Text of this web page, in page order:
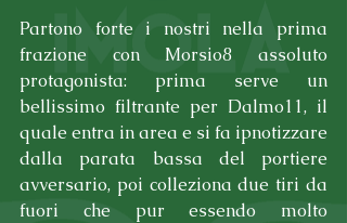
Partono forte i nostri nella prima
frazione con Morsio8 assoluto
protagonista: prima serve un
bellissimo filtrante per Dalmo11, il
quale entra in area e si fa ipnotizzare
dalla parata bassa del portiere
avversario, poi colleziona due tiri da
fuori che pur essendo molto